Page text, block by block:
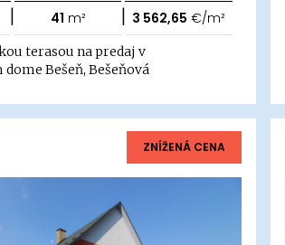
| 41 m² | 3 562,65 €/m²
terasou na predaj v
Bešeň, Bešeňová
ZNÍŽENÁ CENA